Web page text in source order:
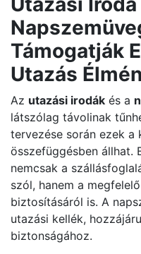
Támogatják
Utazás
Az utazási irodák és a
látszólag távolinak
tervezése során ezek
összefüggésben állhat.
nemcsak a
szól, hanem a
biztosításáról is. A
utazási kellék,
biztonságához.